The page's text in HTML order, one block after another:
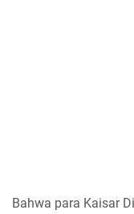
Bahwa para Kaisar